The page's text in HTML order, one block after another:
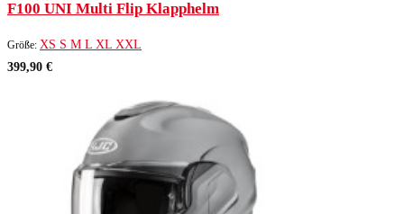
F100 UNI Multi Flip Klapphelm
Größe: XS S M L XL XXL
399,90 €